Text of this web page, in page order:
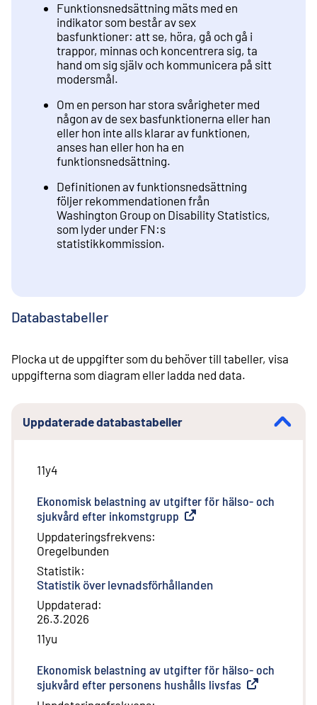
Funktionsnedsättning mäts med en
indikator som består av sex
basfunktioner: att se, höra, gå och gå i
trappor, minnas och koncentrera sig, ta
hand om sig själv och kommunicera på sitt
modersmål.
Om en person har stora svårigheter med
någon av de sex basfunktionerna eller han
eller hon inte alls klarar av funktionen,
anses han eller hon ha en
funktionsnedsättning.
Definitionen av funktionsnedsättning
följer rekommendationen från
Washington Group on Disability Statistics,
som lyder under FN:s
statistikkommission.
Databastabeller
Plocka ut de uppgifter som du behöver till tabeller, visa
uppgifterna som diagram eller ladda ned data.
Uppdaterade databastabeller
11y4
Ekonomisk belastning av utgifter för hälso- och
sjukvård efter inkomstgrupp Extern länk
Uppdateringsfrekvens:
Oregelbunden
Statistik:
Statistik över levnadsförhållanden
Uppdaterad:
26.3.2026
11yu
Ekonomisk belastning av utgifter för hälso- och
sjukvård efter personens hushålls livsfas Extern länk